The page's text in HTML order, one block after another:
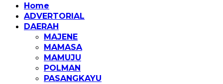
Home
ADVERTORIAL
DAERAH
MAJENE
MAMASA
MAMUJU
POLMAN
PASANGKAYU